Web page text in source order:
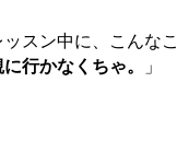
スン中に、こんな
行かなくちゃ。
」